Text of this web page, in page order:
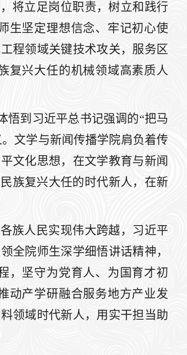
将立足岗位职责，树立和践行
生坚定理想信念、牢记初心使
程领域关键技术攻关，服务区
复兴大任的机械领域高素质人
悟到习近平总书记强调的“把马
文学与新闻传播学院肩负着传
文化思想，在文学教育与新闻
族复兴大任的时代新人，在新
族人民实现伟大跨越，习近平
全院师生深学细悟讲话精神，
，坚守为党育人、为国育才初
动产学研融合服务地方产业发
领域时代新人，用实干担当助